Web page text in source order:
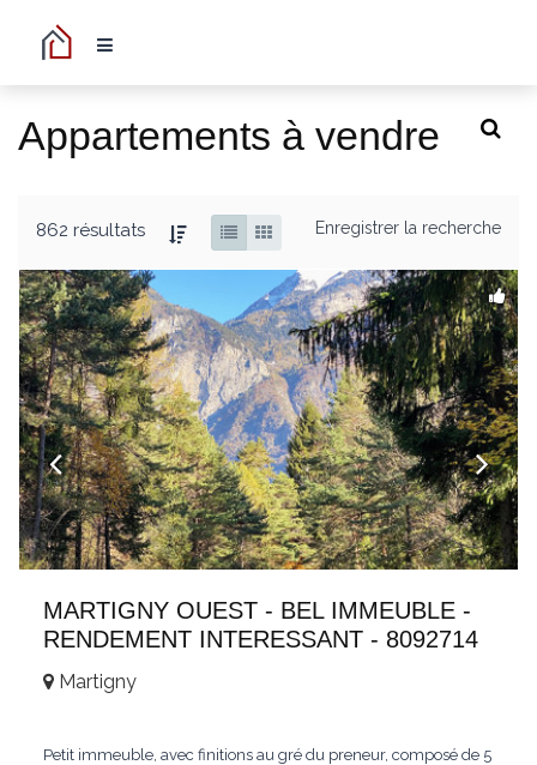
Appartements à vendre
862 résultats Enregistrer la recherche
MARTIGNY OUEST - BEL IMMEUBLE -
RENDEMENT INTERESSANT - 8092714
Martigny
Petit immeuble, avec finitions au gré du preneur, composé de 5